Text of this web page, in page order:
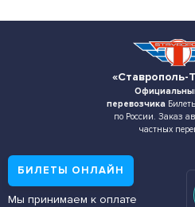
«Ставрополь-
перевозчика
по России. Заказ
частных
БИЛЕТЫ ОНЛАЙН
Мы принимаем к оплате